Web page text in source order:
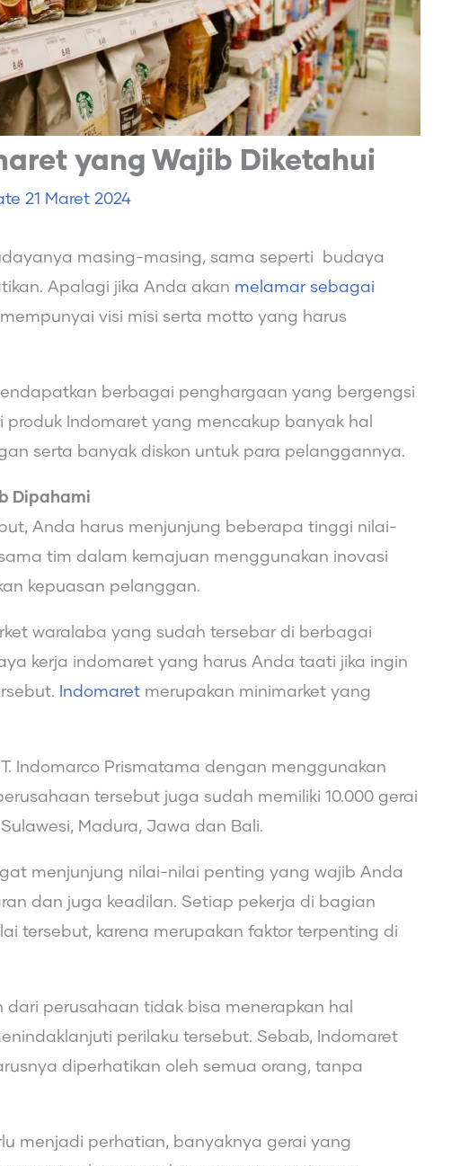
yang Wajib Diketahui
21 Maret 2024
masing-masing, sama seperti budaya
Apalagi jika Anda akan melamar sebagai
visi misi serta motto yang harus
berbagai penghargaan yang bergengsi
Indomaret yang mencakup banyak hal
serta banyak diskon untuk para pelanggannya.
Dipahami
Anda harus menjunjung beberapa tinggi nilai-
tim dalam kemajuan menggunakan inovasi
kepuasan pelanggan.
waralaba yang sudah tersebar di berbagai
kerja indomaret yang harus Anda taati jika ingin
Indomaret merupakan minimarket yang
Indomarco Prismatama dengan menggunakan
tersebut juga sudah memiliki 10.000 gerai
Madura, Jawa dan Bali.
menjunjung nilai-nilai penting yang wajib Anda
dan juga keadilan. Setiap pekerja di bagian
tersebut, karena merupakan faktor terpenting di
perusahaan tidak bisa menerapkan hal
perilaku tersebut. Sebab, Indomaret
diperhatikan oleh semua orang, tanpa
menjadi perhatian, banyaknya gerai yang